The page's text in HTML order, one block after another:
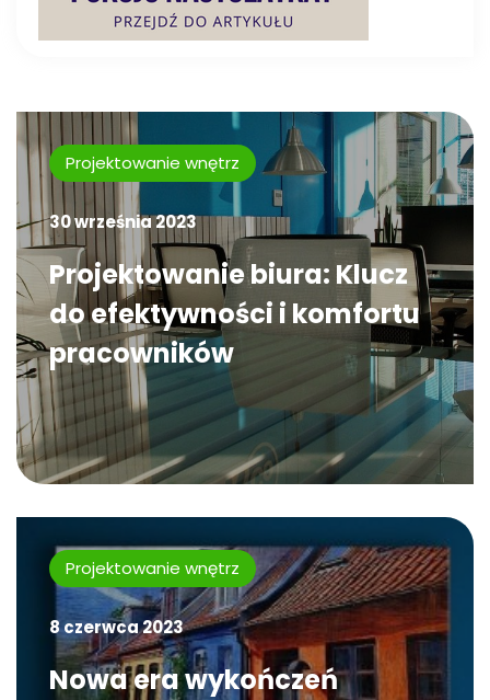
Projektowanie wnętrz
30 września 2023
Projektowanie biura: Klucz
do efektywności i komfortu
pracowników
Projektowanie wnętrz
8 czerwca 2023
Nowa era wykończeń